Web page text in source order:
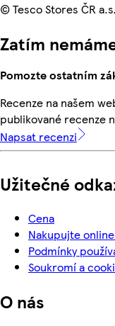
© Tesco Stores ČR a.s.
Zatím
Pomozte ostatním
Recenze na našem
publikované recenze
Napsat recenzi
Užitečné
Cena
Nakupujte
Podmínky
Soukromí a
O nás